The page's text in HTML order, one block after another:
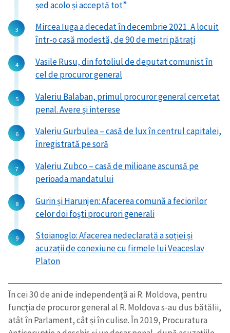
șed acolo și acceptă tot”
Mircea Iuga a decedat în decembrie 2021. A locuit
într-o casă modestă, de 90 de metri pătrați
Vasile Rusu, din fotoliul de deputat comunist în
cel de procuror general
Valeriu Balaban, primul procuror general cercetat
penal. Avere și interese
Valeriu Gurbulea – casă de lux în centrul capitalei,
înregistrată pe soră
Valeriu Zubco – casă de milioane ascunsă pe
perioada mandatului
Gurin și Harunjen: Afacerea comună a feciorilor
celor doi foști procurori generali
Stoianoglo: Afacerea nedeclarată a soției și
acuzații de conexiune cu firmele lui Veaceslav
Platon
În cei 30 de ani de independență ai R. Moldova, pentru
funcția de procuror general al R. Moldova s-au dus bătălii,
atât în Parlament, cât și în culise. În 2019, Procuratura